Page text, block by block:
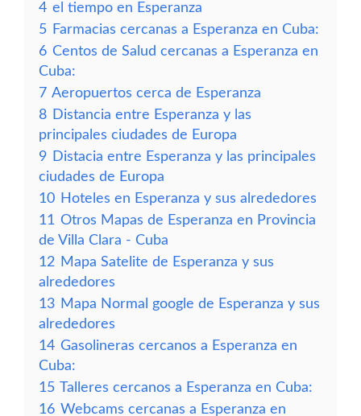
4 el tiempo en Esperanza
5 Farmacias cercanas a Esperanza en Cuba:
6 Centos de Salud cercanas a Esperanza en
Cuba:
7 Aeropuertos cerca de Esperanza
8 Distancia entre Esperanza y las
principales ciudades de Europa
9 Distacia entre Esperanza y las principales
ciudades de Europa
10 Hoteles en Esperanza y sus alrededores
11 Otros Mapas de Esperanza en Provincia
de Villa Clara - Cuba
12 Mapa Satelite de Esperanza y sus
alrededores
13 Mapa Normal google de Esperanza y sus
alrededores
14 Gasolineras cercanos a Esperanza en
Cuba:
15 Talleres cercanos a Esperanza en Cuba:
16 Webcams cercanas a Esperanza en